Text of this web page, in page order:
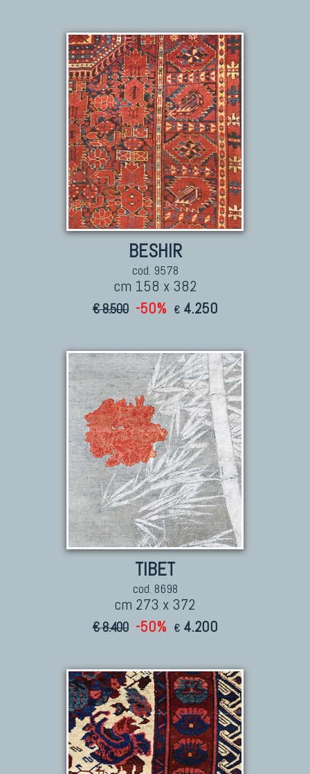
BESHIR
cod. 9578
cm 158 x 382
€ 8.500 -50% € 4.250
TIBET
cod. 8698
cm 273 x 372
€ 8.400 -50% € 4.200